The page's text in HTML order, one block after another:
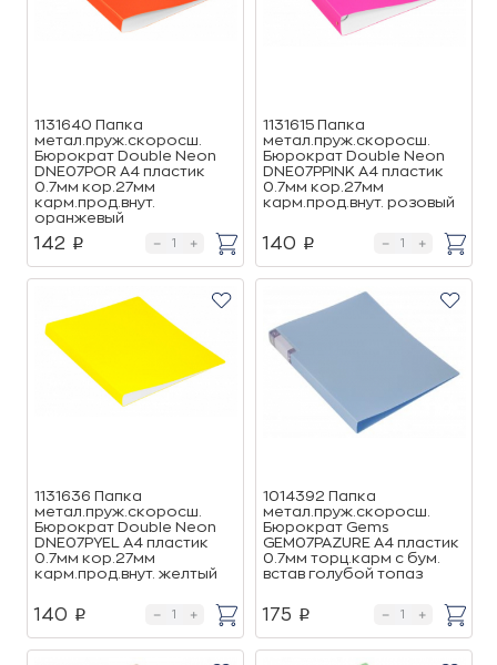
1131640 Папка
метал.пруж.скоросш.
Бюрократ Double Neon
DNE07POR A4 пластик
0.7мм кор.27мм
карм.прод.внут.
оранжевый
142 p
1131615 Папка
метал.пруж.скоросш.
Бюрократ Double Neon
DNE07PPINK A4 пластик
0.7мм кор.27мм
карм.прод.внут. розовый
140 p
1131636 Папка
метал.пруж.скоросш.
Бюрократ Double Neon
DNE07PYEL A4 пластик
0.7мм кор.27мм
карм.прод.внут. желтый
140 p
1014392 Папка
метал.пруж.скоросш.
Бюрократ Gems
GEM07PAZURE A4 пластик
0.7мм торц.карм с бум.
встав голубой топаз
175 p